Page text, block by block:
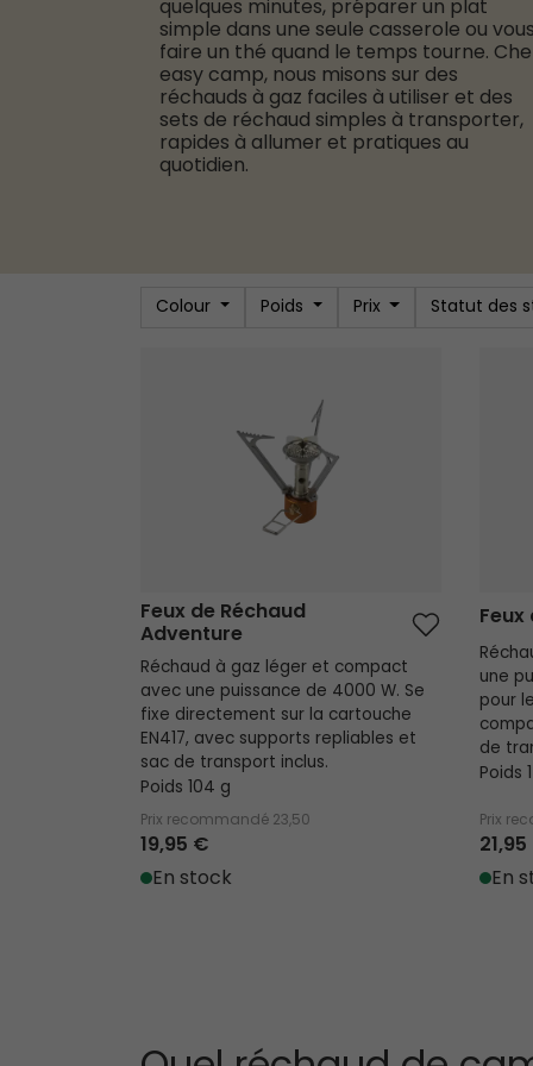
quelques minutes, préparer un plat
simple dans une seule casserole ou
faire un thé quand le temps tourne.
easy camp, nous misons sur des
réchauds à gaz faciles à utiliser et des
sets de réchaud simples à transporter,
rapides à allumer et pratiques au
quotidien.
Colour Poids Prix Statut des
Feux de Réchaud
Adventure
Réchaud à gaz léger et compact
avec une puissance de 4000 W. Se
fixe directement sur la cartouche
EN417, avec supports repliables et
sac de transport inclus.
Poids 104 g
Prix recommandé 23,50
19,95 €
En stock
une
pour
de
Poids
Prix
En